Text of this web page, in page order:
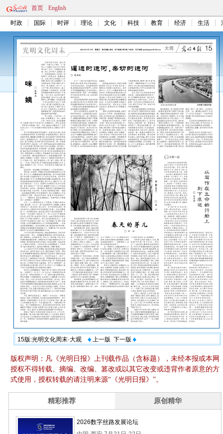
首页 English
时政 国际 时评 理论 文化 科技 教育 经济 生活
15版:光明文化周末·大观 上一版 下一版
版权声明：凡《光明日报》上刊载作品（含标题），未经本报或本网
授权不得转载、摘编、改编、篡改或以其它改变或违背作者原意的方
式使用，授权转载的请注明来源“《光明日报》”。